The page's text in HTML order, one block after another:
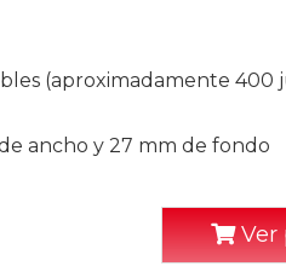
(aproximadamente 400
ancho y 27 mm de fondo
Ver